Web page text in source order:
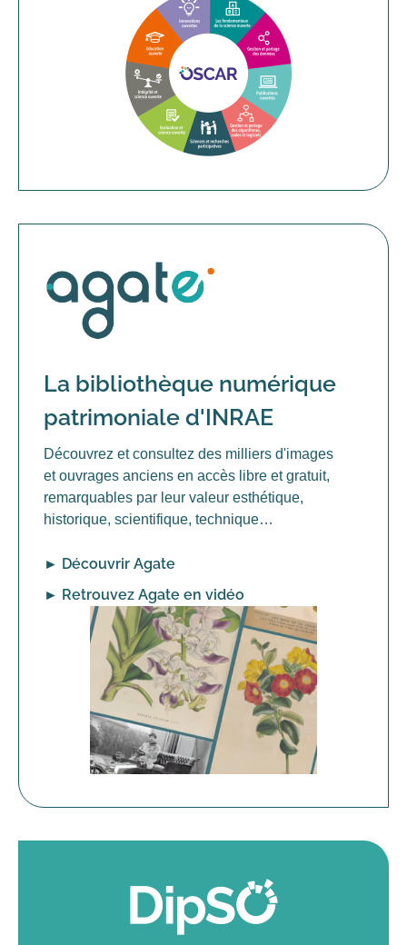
La bibliothèque numérique
patrimoniale d'INRAE
Découvrez et consultez des milliers d'images
et ouvrages anciens en accès libre et gratuit,
remarquables par leur valeur esthétique,
historique, scientifique, technique…
► Découvrir Agate
► Retrouvez Agate en vidéo